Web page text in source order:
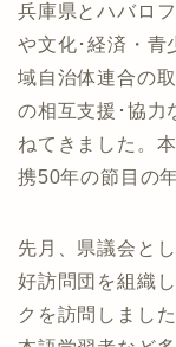
兵庫県とハバロ
や文化･経済・青
域自治体連合の
の相互支援･協力
ねてきました。
携50年の節目の
先月、県議会と
好訪問団を組織
クを訪問しまし